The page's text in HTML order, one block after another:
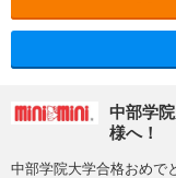
中部学
様へ！
中部学院大学合格おめ